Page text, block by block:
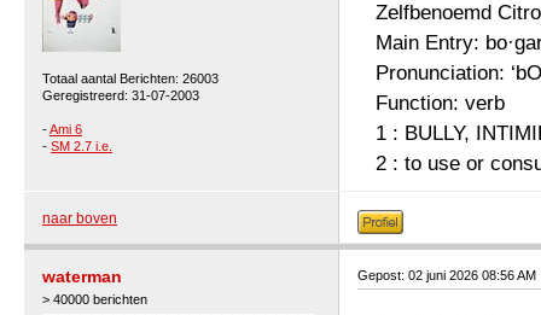
Totaal aantal Berichten: 26003
Geregistreerd: 31-07-2003
-Ami 6
- SM 2.7 i.e.
Zelfbenoemd
Main Entry:
Pronunciation:
Function: verb
1 : BULLY,
2 : to use or
naar boven
waterman
> 40000 berichten
Gepost: 02 juni 2026 08:56 AM